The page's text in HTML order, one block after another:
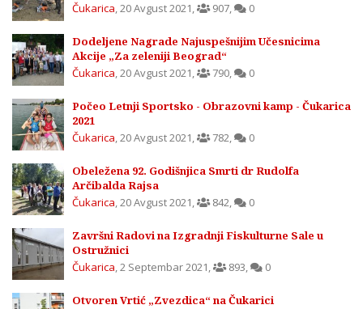
Čukarica,20 Avgust 2021, 907, 0
Dodeljene Nagrade Najuspešnijim Učesnicima
Akcije „Za zeleniji Beograd“
Čukarica,20 Avgust 2021, 790, 0
Počeo Letnji Sportsko - Obrazovni kamp - Čukarica
2021
Čukarica,20 Avgust 2021, 782, 0
Obeležena 92. Godišnjica Smrti dr Rudolfa
Arčibalda Rajsa
Čukarica,20 Avgust 2021, 842, 0
Završni Radovi na Izgradnji Fiskulturne Sale u
Ostružnici
Čukarica,2 Septembar 2021, 893, 0
Otvoren Vrtić „Zvezdica“ na Čukarici